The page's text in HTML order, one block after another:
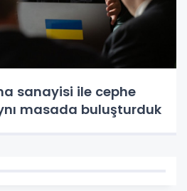
sanayisi ile cephe
masada buluşturduk